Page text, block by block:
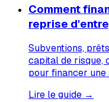
Comment
reprise
Subventions,
capital de risque,
pour financer
Lire le guide →